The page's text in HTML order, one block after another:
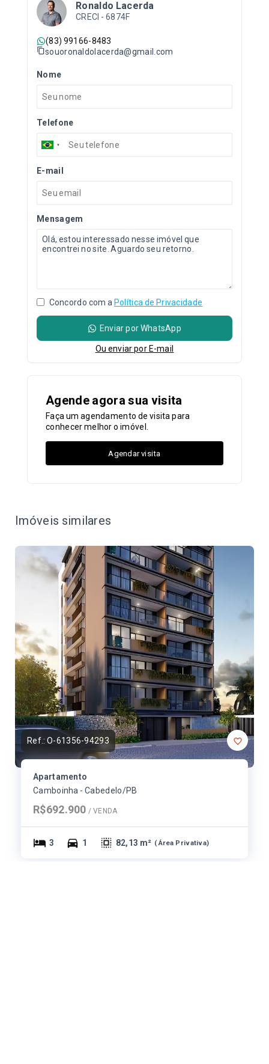
Ronaldo Lacerda
CRECI - 6874F
(83) 99166-8483
souoronaldolacerda@gmail.com
Nome
Telefone
E-mail
Mensagem
Concordo com a Política de Privacidade
Enviar por WhatsApp
Ou enviar por E-mail
Agende agora sua visita
Faça um agendamento de visita para
conhecer melhor o imóvel.
Agendar visita
Imóveis similares
Ref.:O-61356-94293
Apartamento
Camboinha - Cabedelo/PB
R$692.900 / VENDA
3 1 82,13 m² (Área Privativa)